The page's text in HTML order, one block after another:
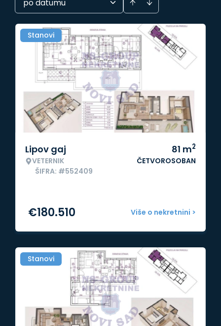
po datumu
Stanovi
Lipov gaj
VETERNIK
ŠIFRA: #552409
81 m2
ČETVOROSOBAN
Više o nekretnini >
€180.510
Stanovi